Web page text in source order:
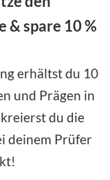
spare 10 %
erhältst du 10
und Prägen in
du die
deinem Prüfer